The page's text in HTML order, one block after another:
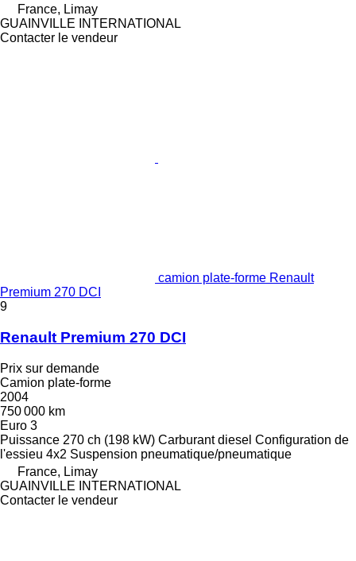
France, Limay
GUAINVILLE INTERNATIONAL
Contacter le vendeur
camion plate-forme Renault
Premium 270 DCI
9
Renault Premium 270 DCI
Prix sur demande
Camion plate-forme
2004
750 000 km
Euro 3
Puissance 270 ch (198 kW) Carburant diesel Configuration de
l'essieu 4x2 Suspension pneumatique/pneumatique
France, Limay
GUAINVILLE INTERNATIONAL
Contacter le vendeur